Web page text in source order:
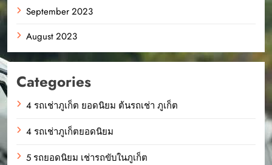
September 2023
August 2023
Categories
4 รถเช่าภูเก็ต ยอดนิยม ต้นรถเช่า ภูเก็ต
4 รถเช่าภูเก็ตยอดนิยม
5 รถยอดนิยม เช่ารถขับในภูเก็ต